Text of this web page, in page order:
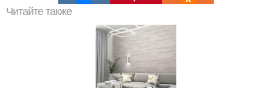
Читайте также